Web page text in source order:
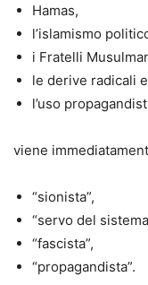
Hamas,
l’islamismo
i Fratelli
le derive radicali
l’uso
viene
“sionista”,
“servo del
“fascista”,
“propagandista”.